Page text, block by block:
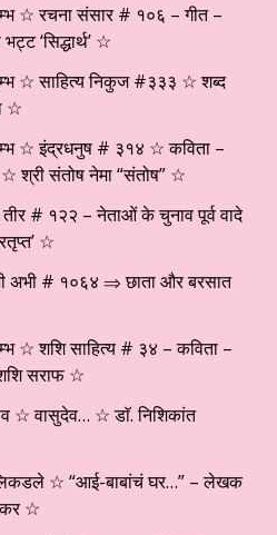
☆ रचना संसार # १०६ – गीत –
‘सिद्धार्थ’ ☆
☆ साहित्य निकुज #३३३ ☆ शब्द
☆
☆ इंद्रधनुष # ३१४ ☆ कविता –
श्री संतोष नेमा “संतोष” ☆
तीर # १२२ – नेताओं के चुनाव पूर्व वादे
☆
अभी # १०६४ ⇒ छाता और बरसात
☆ शशि साहित्य # ३४ – कविता –
सराफ ☆
☆ वासुदेव… ☆ डाॅ. निशिकांत
पलिकडले ☆ “आई-बाबांचं घर…” – लेखक
☆